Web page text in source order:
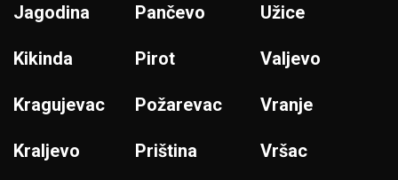
Jagodina
Kikinda
Kragujevac
Kraljevo
Pančevo
Pirot
Požarevac
Priština
Užice
Valjevo
Vranje
Vršac